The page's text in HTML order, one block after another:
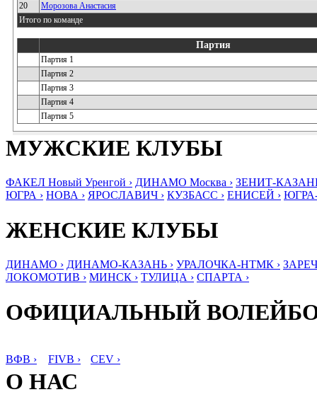
20
Морозова Анастасия
Итого по команде
Партия
Партия 1
Партия 2
Партия 3
Партия 4
Партия 5
МУЖСКИЕ КЛУБЫ
ФАКЕЛ Новый Уренгой › ДИНАМО Москва › ЗЕНИТ-
ЮГРА › НОВА › ЯРОСЛАВИЧ › КУЗБАСС › ЕНИСЕЙ ›
ЖЕНСКИЕ КЛУБЫ
ДИНАМО › ДИНАМО-КАЗАНЬ › УРАЛОЧКА-НТМК ›
ЛОКОМОТИВ › МИНСК › ТУЛИЦА › СПАРТА ›
ОФИЦИАЛЬНЫЙ
ВФВ › FIVB › CEV ›
О НАС